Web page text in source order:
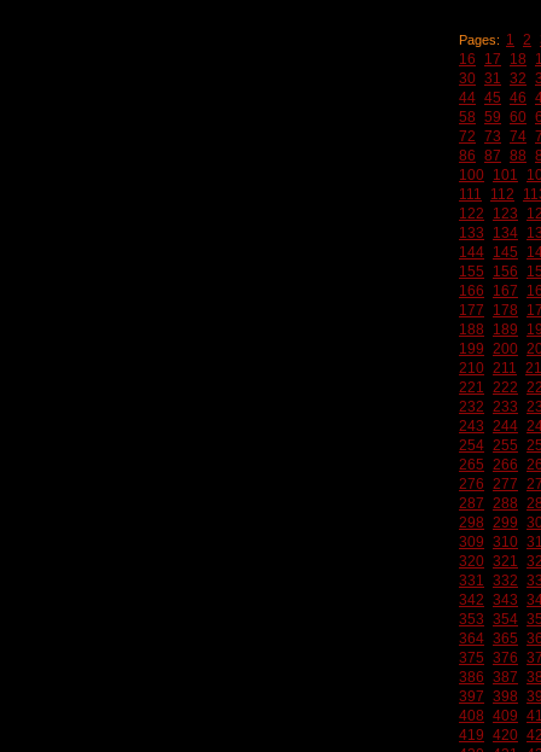
Pages: 1 2
16
17 18
30 31 32
44 45 46
58 59 60
72 73 74
86 87 88
100 101
111
112
122
123
133
134
144 145
155
156
166
167
177
178
188
189
199 200
210 211
221 222
232 233
243 244
254 255
265 266
276 277
287 288
298 299
309 310
320 321
331 332
342 343
353 354
364 365
375 376
386 387
397 398
408 409
419 420